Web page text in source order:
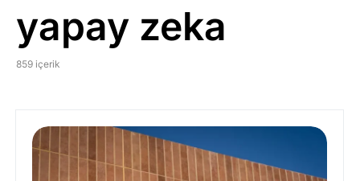
yapay zeka
859 içerik